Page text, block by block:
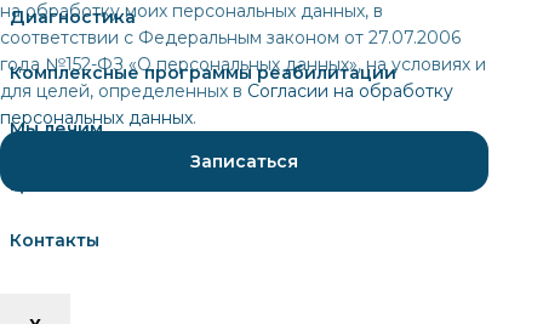
Диагностика
Комплексные программы реабилитации
Мы лечим
Цены
Контакты
на обработку моих персональных данных, в
соответствии с Федеральным законом от 27.07.2006
года №152-ФЗ «О персональных данных», на условиях и
для целей, определенных в Согласии на обработку
персональных данных.